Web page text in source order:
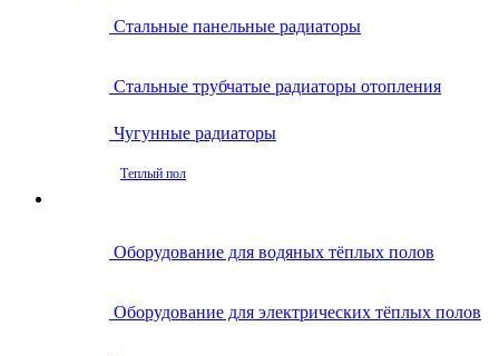
Стальные панельные радиаторы
Стальные трубчатые радиаторы отопления
Чугунные радиаторы
Теплый пол
Оборудование для водяных тёплых полов
Оборудование для электрических тёплых полов